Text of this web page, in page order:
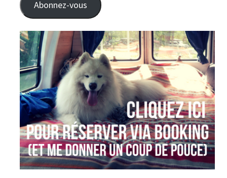
Abonnez-vous